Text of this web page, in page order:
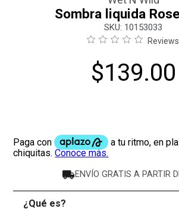
Sombra liquida
: 10153033
Reviews
$139.00
ENVÍO GRATIS A PARTIR
¿Qué es?